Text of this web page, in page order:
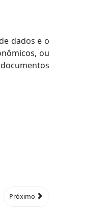
dados e o
ou
Próximo